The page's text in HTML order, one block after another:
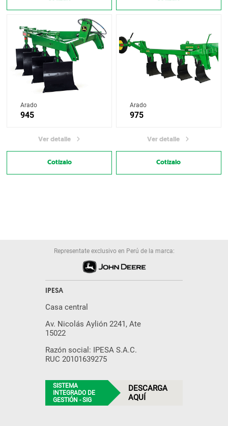
Arado
945
Ver detalle
Cotízalo
Arado
975
Ver detalle
Cotízalo
Representate exclusivo en Perú de la marca:
IPESA
Casa central
Av. Nicolás Aylión 2241, Ate
15022
Razón social: IPESA S.A.C.
RUC 20101639275
SISTEMA
INTEGRADO DE
GESTIÓN - SIG
DESCARGA
AQUÍ